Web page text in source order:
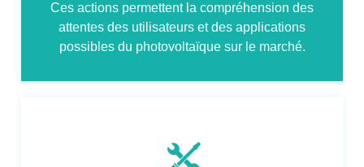
Ces actions permettent la compréhension des
attentes des utilisateurs et des applications
possibles du photovoltaïque sur le marché.